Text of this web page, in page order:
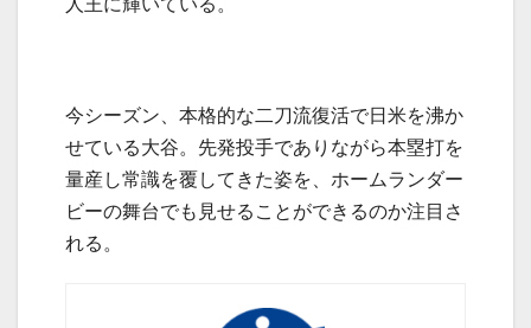
今シーズン、本格的な二刀流復活で日米を沸か
せている大谷。先発投手でありながら本塁打を
量産し常識を覆してきた姿を、ホームランダー
ビーの舞台でも見せることができるのか注目さ
れる。